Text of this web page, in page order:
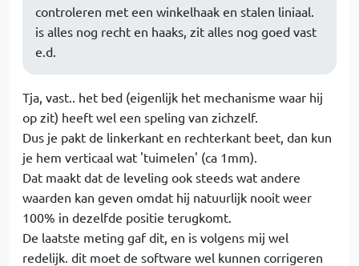
controleren met een winkelhaak en stalen liniaal.
is alles nog recht en haaks, zit alles nog goed vast
e.d.
Tja, vast.. het bed (eigenlijk het mechanisme waar hij
op zit) heeft wel een speling van zichzelf.
Dus je pakt de linkerkant en rechterkant beet, dan kun
je hem verticaal wat 'tuimelen' (ca 1mm).
Dat maakt dat de leveling ook steeds wat andere
waarden kan geven omdat hij natuurlijk nooit weer
100% in dezelfde positie terugkomt.
De laatste meting gaf dit, en is volgens mij wel
redelijk. dit moet de software wel kunnen corrigeren